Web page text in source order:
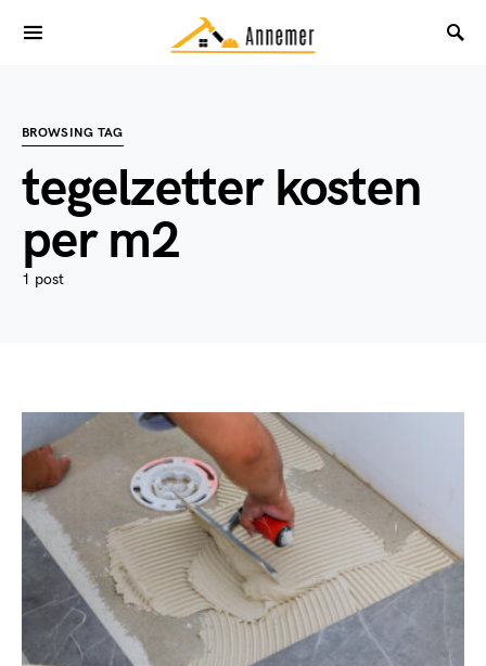
BROWSING TAG
tegelzetter kosten
per m2
1 post